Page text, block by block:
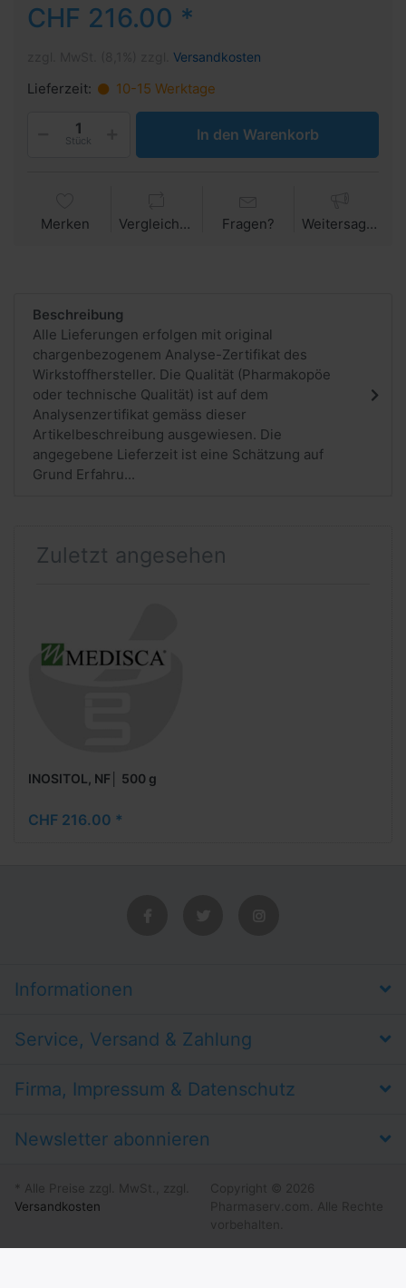
CHF 216.00 *
Versandkosten
Lieferzeit: 10-15 Werktage
Stück In den Warenkorb
Merken Vergleichen Fragen? Weitersagen
Beschreibung
Alle Lieferungen erfolgen mit original
chargenbezogenem Analyse-Zertifikat des
Wirkstoffhersteller. Die Qualität (Pharmakopöe
oder technische Qualität) ist auf dem
Analysenzertifikat gemäss dieser
Artikelbeschreibung ausgewiesen. Die
angegebene Lieferzeit ist eine Schätzung auf
Grund Erfahru...
Zuletzt angesehen
INOSITOL, NF│ 500 g
CHF 216.00 *
Informationen
Service, Versand & Zahlung
Firma, Impressum & Datenschutz
Newsletter abonnieren
* Alle Preise zzgl. MwSt., zzgl.
Versandkosten
Copyright © 2026
Pharmaserv.com. Alle Rechte
vorbehalten.